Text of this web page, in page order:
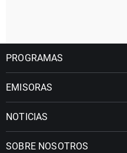
PROGRAMAS
EMISORAS
NOTICIAS
SOBRE NOSOTROS